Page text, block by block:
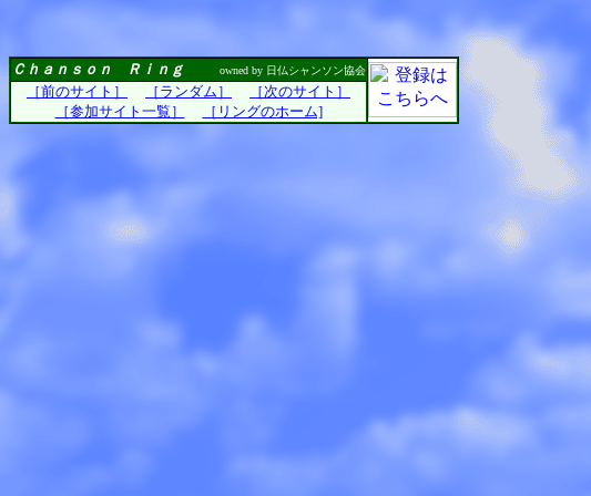
Ｃｈａｎｓｏｎ Ｒｉｎｇ owned by 日仏シャンソン協会
［前のサイト］ ［ランダム］
［次のサイト］
［参加サイト一覧］
［リングのホーム]